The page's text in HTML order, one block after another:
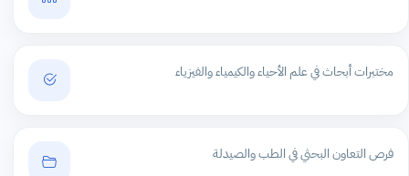
مختبرات أبحاث في علم الأحياء والكيمياء والفيزياء
فرص التعاون البحثي في الطب والصيدلة